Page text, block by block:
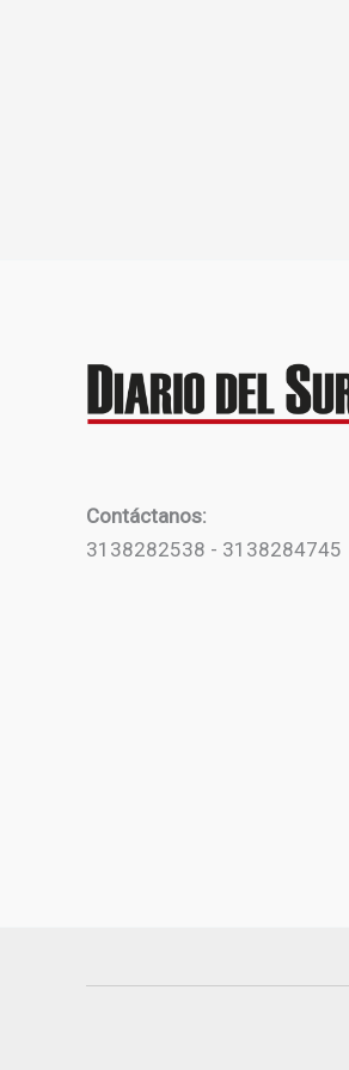
Contáctanos:
3138282538 - 3138284745